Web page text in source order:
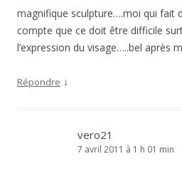
magnifique sculpture….moi qui fait
compte que ce doit être difficile
l’expression du visage…..bel après
Répondre ↓
vero21
7 avril 2011 à 1 h 01 min